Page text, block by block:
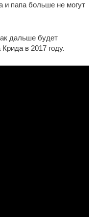
и папа больше не могут
дальше будет
в 2017 году.